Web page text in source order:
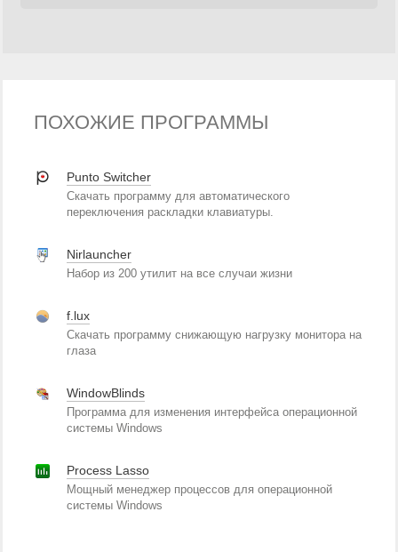
ПОХОЖИЕ ПРОГРАММЫ
Punto Switcher
Скачать программу для автоматического
переключения раскладки клавиатуры.
Nirlauncher
Набор из 200 утилит на все случаи жизни
f.lux
Скачать программу снижающую нагрузку монитора на
глаза
WindowBlinds
Программа для изменения интерфейса операционной
системы Windows
Process Lasso
Мощный менеджер процессов для операционной
системы Windows